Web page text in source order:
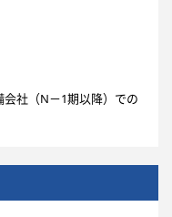
会社（N－1期以降）での